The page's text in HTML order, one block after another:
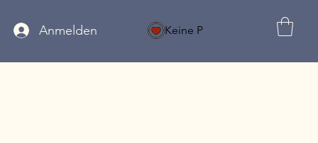
Keine P
Anmelden